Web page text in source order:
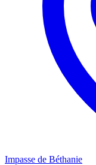
Impasse de Béthanie